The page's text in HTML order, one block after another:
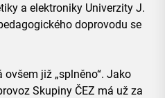
a elektroniky Univerzity J.
doprovodu se
již „splněno“. Jako
Skupiny ČEZ má už za